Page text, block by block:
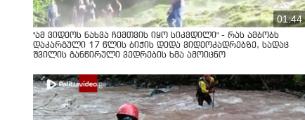
01:44
"ამ ვიდეოს ნახვა ჩემთვის იყო სიკვდილი" - რას ამბობს
დაკარგული 17 წლის ბიჭის დედა ვიდეოკადრებზე, სადაც
შვილის განწირული ვედრების ხმა ამოიცნო